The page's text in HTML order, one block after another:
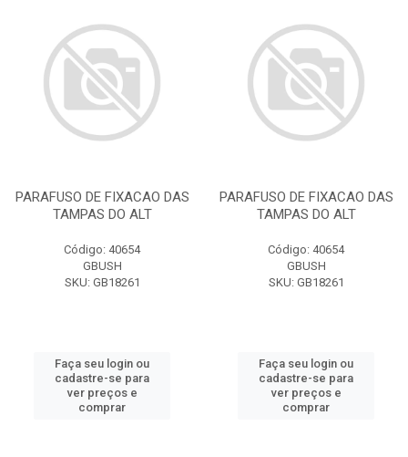
PARAFUSO DE FIXACAO DAS
TAMPAS DO ALT
Código: 40654
GBUSH
SKU: GB18261
Faça seu login ou
cadastre-se para
ver preços e
comprar
PARAFUSO DE FIXACAO DAS
TAMPAS DO ALT
Código: 40654
GBUSH
SKU: GB18261
Faça seu login ou
cadastre-se para
ver preços e
comprar